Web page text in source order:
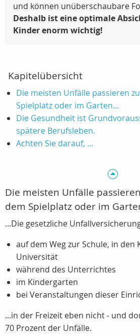
und können unüberschaubare
Deshalb ist eine optimale
Kinder enorm wichtig!
Kapitelübersicht
Die meisten Unfälle passieren
Spielplatz oder im Garten...
Die Gesundheit ist
spätere Berufsleben.
Achten Sie darauf, ...
Die meisten Unfälle
dem Spielplatz oder im
...Die gesetzliche
auf dem Weg zur Schule, in den
Universität
während des Unterrichtes
im Kindergarten
bei Veranstaltungen dieser
...in der Freizeit eben nicht - und
70 Prozent der Unfälle.